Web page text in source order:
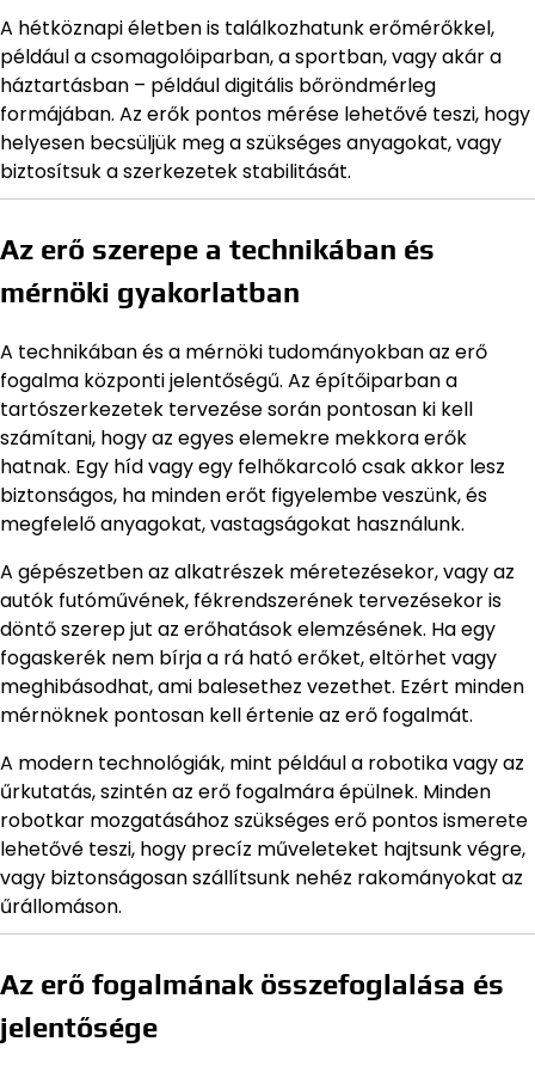
A hétköznapi életben is találkozhatunk erőmérőkkel,
például a csomagolóiparban, a sportban, vagy akár a
háztartásban – például digitális bőröndmérleg
formájában. Az erők pontos mérése lehetővé teszi, hogy
helyesen becsüljük meg a szükséges anyagokat, vagy
biztosítsuk a szerkezetek stabilitását.
Az erő szerepe a technikában és
mérnöki gyakorlatban
A technikában és a mérnöki tudományokban az erő
fogalma központi jelentőségű. Az építőiparban a
tartószerkezetek tervezése során pontosan ki kell
számítani, hogy az egyes elemekre mekkora erők
hatnak. Egy híd vagy egy felhőkarcoló csak akkor lesz
biztonságos, ha minden erőt figyelembe veszünk, és
megfelelő anyagokat, vastagságokat használunk.
A gépészetben az alkatrészek méretezésekor, vagy az
autók futóművének, fékrendszerének tervezésekor is
döntő szerep jut az erőhatások elemzésének. Ha egy
fogaskerék nem bírja a rá ható erőket, eltörhet vagy
meghibásodhat, ami balesethez vezethet. Ezért minden
mérnöknek pontosan kell értenie az erő fogalmát.
A modern technológiák, mint például a robotika vagy az
űrkutatás, szintén az erő fogalmára épülnek. Minden
robotkar mozgatásához szükséges erő pontos ismerete
lehetővé teszi, hogy precíz műveleteket hajtsunk végre,
vagy biztonságosan szállítsunk nehéz rakományokat az
űrállomáson.
Az erő fogalmának összefoglalása és
jelentősége